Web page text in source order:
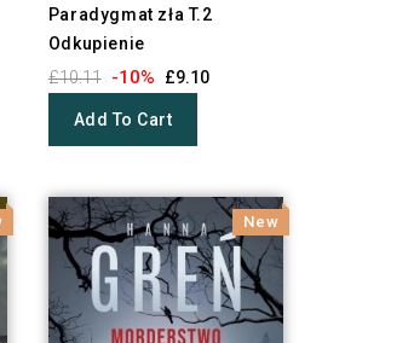
Paradygmat zła T.2
Odkupienie
£10.11 -10% £9.10
Add To Cart
New